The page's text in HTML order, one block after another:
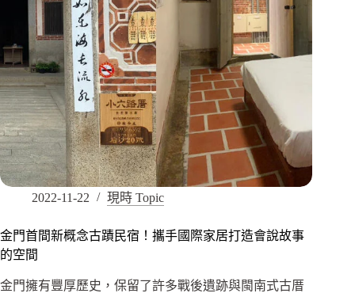
2022-11-22 現時 Topic
金門首間新概念古蹟民宿！攜手國際家居打造會說故事
的空間
金門擁有豐厚歷史，保留了許多戰後遺跡與閩南式古厝